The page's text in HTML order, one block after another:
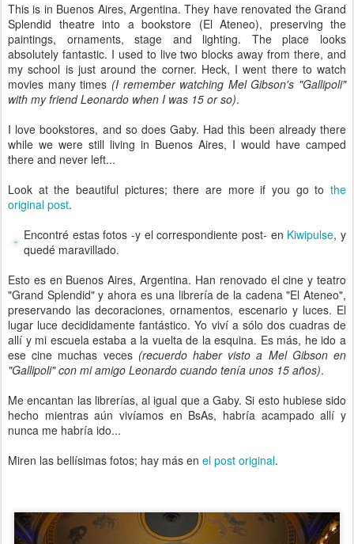
This is in Buenos Aires, Argentina. They have renovated the Grand
Splendid theatre into a bookstore (El Ateneo), preserving the
paintings, ornaments, stage and lighting. The place looks
absolutely fantastic. I used to live two blocks away from there, and
my school is just around the corner. Heck, I went there to watch
movies many times (I remember watching Mel Gibson's "Gallipoli"
with my friend Leonardo when I was 15 or so).
I love bookstores, and so does Gaby. Had this been already there
while we were still living in Buenos Aires, I would have camped
there and never left...
Look at the beautiful pictures; there are more if you go to the
original post.
Encontré estas fotos -y el correspondiente post- en Kiwipulse, y
quedé maravillado.
Esto es en Buenos Aires, Argentina. Han renovado el cine y teatro
"Grand Splendid" y ahora es una librería de la cadena "El Ateneo",
preservando las decoraciones, ornamentos, escenario y luces. El
lugar luce decididamente fantástico. Yo viví a sólo dos cuadras de
allí y mi escuela estaba a la vuelta de la esquina. Es más, he ido a
ese cine muchas veces (recuerdo haber visto a Mel Gibson en
"Gallipoli" con mi amigo Leonardo cuando tenía unos 15 años).
Me encantan las librerías, al igual que a Gaby. Si esto hubiese sido
hecho mientras aún vivíamos en BsAs, habría acampado allí y
nunca me habría ido...
Miren las bellísimas fotos; hay más en el post original.